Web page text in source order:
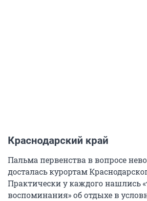
Краснодарский край
Пальма первенства в вопросе
досталась курортам
Практически у каждого нашлись
воспоминания» об отдыхе в